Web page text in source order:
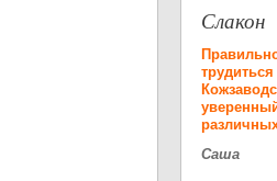
Слакон
Саша